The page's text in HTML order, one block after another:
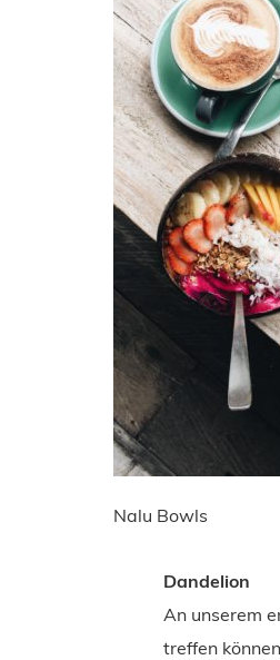
Nalu Bowls
Dandelion
An unserem
treffen